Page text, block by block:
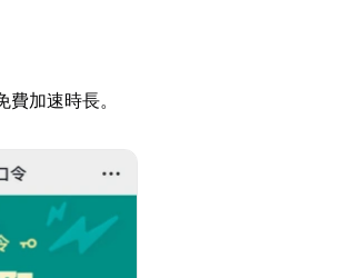
加速時長。